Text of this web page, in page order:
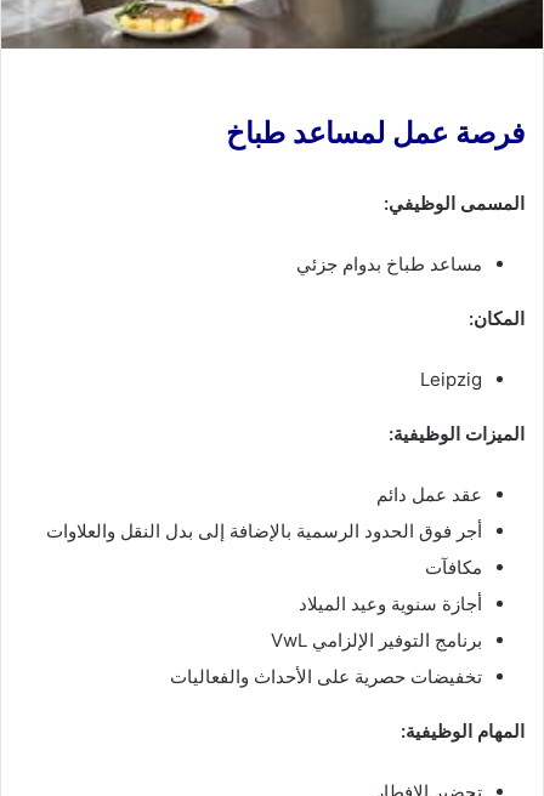
فرصة عمل لمساعد طباخ
المسمى الوظيفي:
مساعد طباخ بدوام جزئي
المكان:
Leipzig
الميزات الوظيفية:
عقد عمل دائم
أجر فوق الحدود الرسمية بالإضافة إلى بدل النقل والعلاوات
مكافآت
أجازة سنوية وعيد الميلاد
برنامج التوفير الإلزامي VwL
تخفيضات حصرية على الأحداث والفعاليات
المهام الوظيفية: